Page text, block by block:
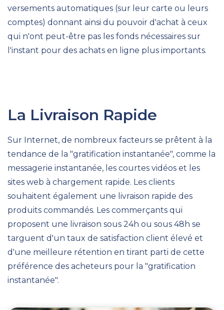
versements automatiques (sur leur carte ou leurs
comptes) donnant ainsi du pouvoir d'achat à ceux
qui n'ont peut-être pas les fonds nécessaires sur
l'instant pour des achats en ligne plus importants.
La Livraison Rapide
Sur Internet, de nombreux facteurs se prêtent à la
tendance de la "gratification instantanée", comme la
messagerie instantanée, les courtes vidéos et les
sites web à chargement rapide. Les clients
souhaitent également une livraison rapide des
produits commandés. Les commerçants qui
proposent une livraison sous 24h ou sous 48h se
targuent d'un taux de satisfaction client élevé et
d'une meilleure rétention en tirant parti de cette
préférence des acheteurs pour la "gratification
instantanée".